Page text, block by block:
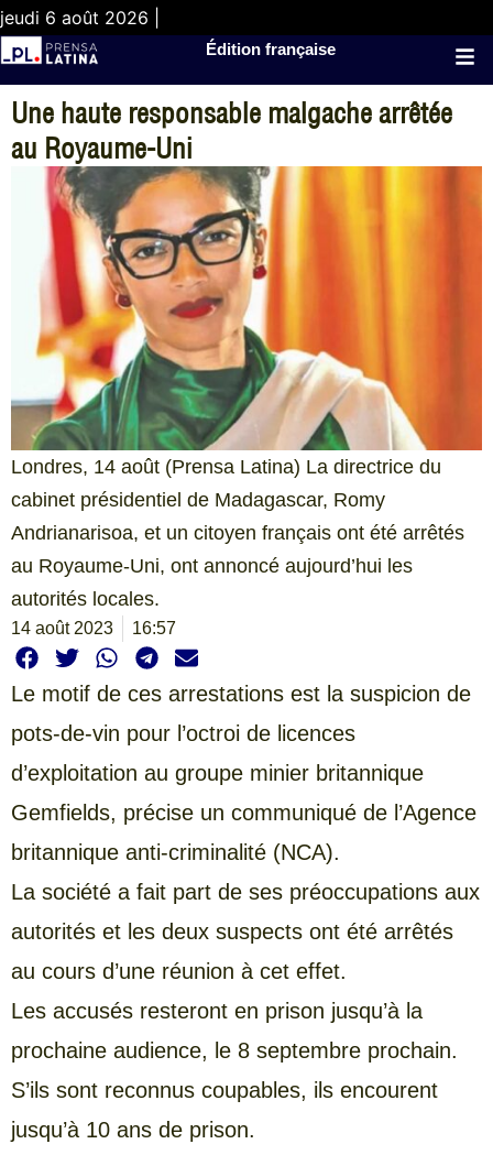
jeudi 6 août 2026 |
Édition française
Une haute responsable malgache arrêtée
au Royaume-Uni
Londres, 14 août (Prensa Latina) La directrice du
cabinet présidentiel de Madagascar, Romy
Andrianarisoa, et un citoyen français ont été arrêtés
au Royaume-Uni, ont annoncé aujourd’hui les
autorités locales.
14 août 2023 16:57
Le motif de ces arrestations est la suspicion de
pots-de-vin pour l’octroi de licences
d’exploitation au groupe minier britannique
Gemfields, précise un communiqué de l’Agence
britannique anti-criminalité (NCA).
La société a fait part de ses préoccupations aux
autorités et les deux suspects ont été arrêtés
au cours d’une réunion à cet effet.
Les accusés resteront en prison jusqu’à la
prochaine audience, le 8 septembre prochain.
S’ils sont reconnus coupables, ils encourent
jusqu’à 10 ans de prison.